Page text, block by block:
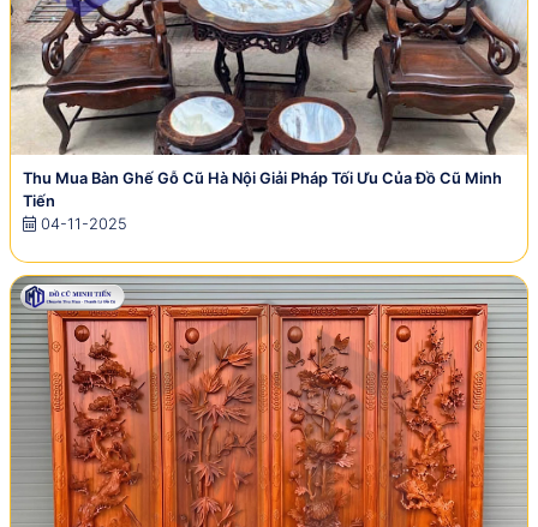
Thu Mua Bàn Ghế Gỗ Cũ Hà Nội Giải Pháp Tối Ưu Của Đồ Cũ Minh
Tiến
04-11-2025